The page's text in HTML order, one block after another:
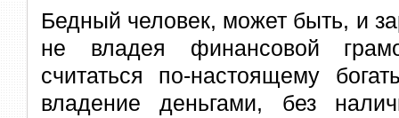
Бедный человек, может быть, и
не владея финансовой
считаться по-настоящему
владение деньгами, без